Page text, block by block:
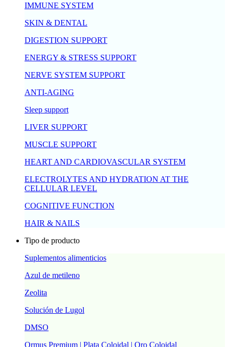
IMMUNE SYSTEM
SKIN & DENTAL
DIGESTION SUPPORT
ENERGY & STRESS SUPPORT
NERVE SYSTEM SUPPORT
ANTI-AGING
Sleep support
LIVER SUPPORT
MUSCLE SUPPORT
HEART AND CARDIOVASCULAR SYSTEM
ELECTROLYTES AND HYDRATION AT THE
CELLULAR LEVEL
COGNITIVE FUNCTION
HAIR & NAILS
Tipo de producto
Suplementos alimenticios
Azul de metileno
Zeolita
Solución de Lugol
DMSO
Ormus Premium | Plata Coloidal | Oro Coloidal